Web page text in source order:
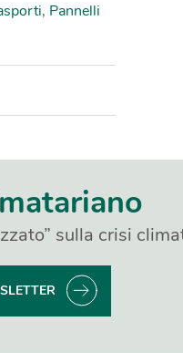
, Pannelli
sulla crisi